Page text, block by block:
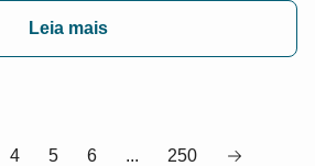
Leia mais
4 5 6 ... 250